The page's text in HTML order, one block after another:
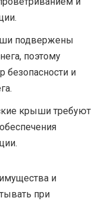
подвержены
поэтому
безопасности и
крыши требуют
и
при